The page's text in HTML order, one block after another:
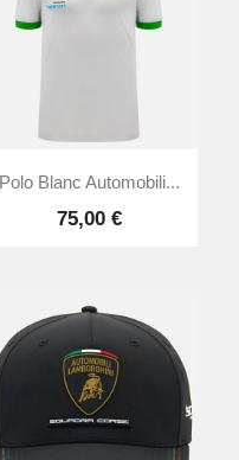
Polo Blanc Automobili...
75,00 €